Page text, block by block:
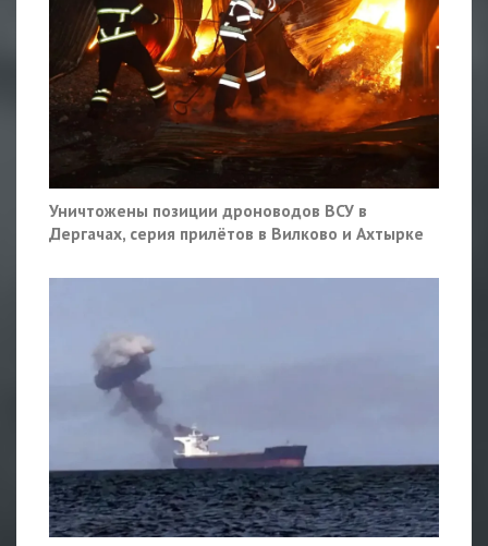
Уничтожены позиции дроноводов ВСУ в
Дергачах, серия прилётов в Вилково и Ахтырке